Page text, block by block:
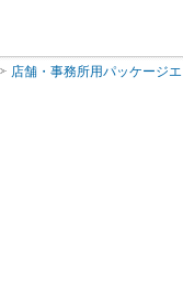
店舗・事務所用パッケージ